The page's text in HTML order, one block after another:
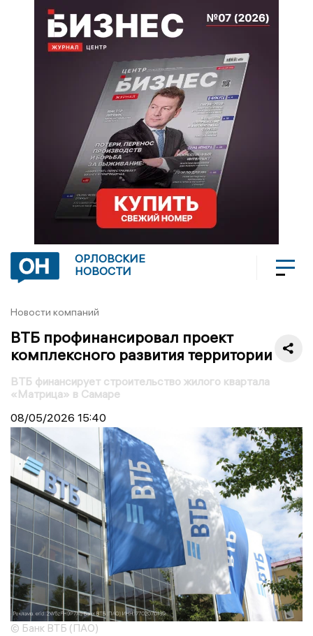
ОРЛОВСКИЕ
НОВОСТИ
Новости компаний
ВТБ профинансировал проект
комплексного развития территории
ВТБ финансирует строительство жилого квартала
«Матрица» в Самаре
08/05/2026 15:40
© Банк ВТБ (ПАО)